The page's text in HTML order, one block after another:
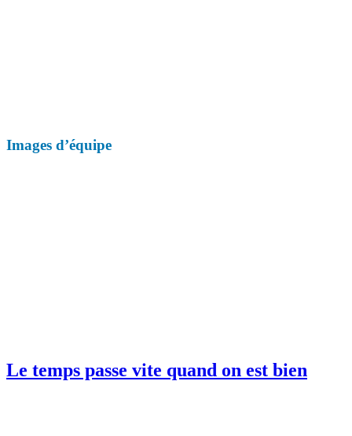
Images d’équipe
Le temps passe vite quand on est bien